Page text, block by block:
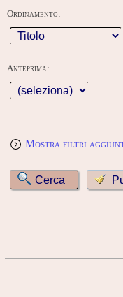
Ordinamento:
Anteprima:
Mostra filtri